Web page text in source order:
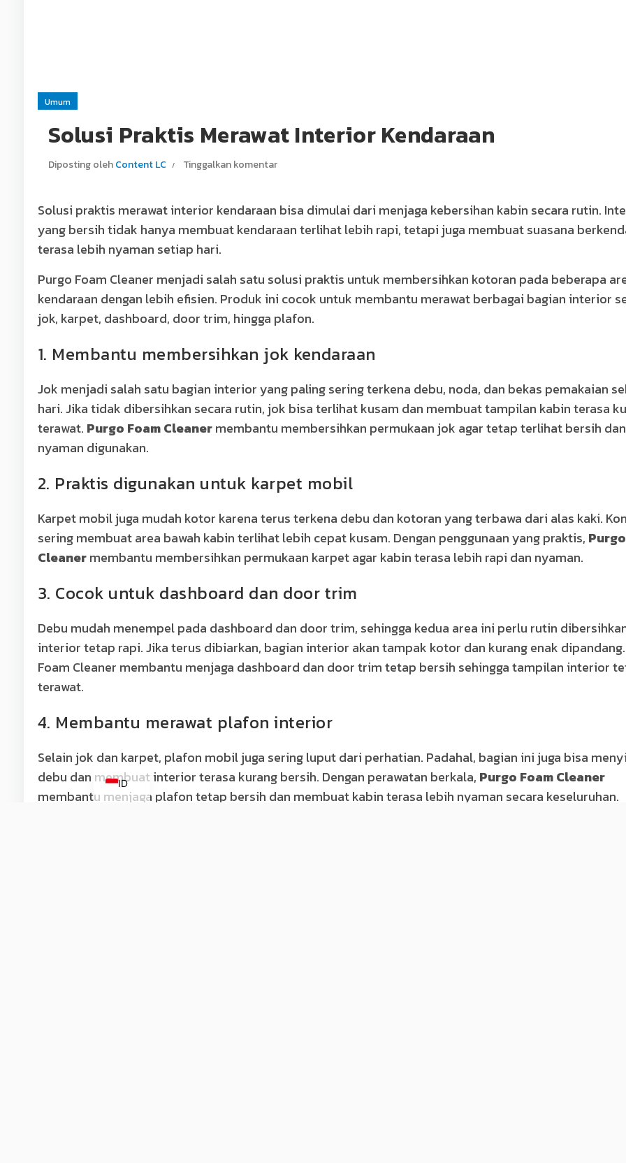
Umum
Solusi Praktis Merawat Interior Kendaraan
Diposting olehContent LC Tinggalkan komentar
Solusi praktis merawat interior kendaraan bisa dimulai dari menjaga kebersihan kabin secara rutin.
yang bersih tidak hanya membuat kendaraan terlihat lebih rapi, tetapi juga membuat suasana
terasa lebih nyaman setiap hari.
Purgo Foam Cleaner menjadi salah satu solusi praktis untuk membersihkan kotoran pada beberapa
kendaraan dengan lebih efisien. Produk ini cocok untuk membantu merawat berbagai bagian interior
jok, karpet, dashboard, door trim, hingga plafon.
1. Membantu membersihkan jok kendaraan
Jok menjadi salah satu bagian interior yang paling sering terkena debu, noda, dan bekas pemakaian
hari. Jika tidak dibersihkan secara rutin, jok bisa terlihat kusam dan membuat tampilan kabin terasa
terawat. Purgo Foam Cleanermembantu membersihkan permukaan jok agar tetap terlihat bersih dan
nyaman digunakan.
2. Praktis digunakan untuk karpet mobil
Karpet mobil juga mudah kotor karena terus terkena debu dan kotoran yang terbawa dari alas kaki.
sering membuat area bawah kabin terlihat lebih cepat kusam. Dengan penggunaan yang praktis,
Cleanermembantu membersihkan permukaan karpet agar kabin terasa lebih rapi dan nyaman.
3. Cocok untuk dashboard dan door trim
Debu mudah menempel pada dashboard dan door trim, sehingga kedua area ini perlu rutin
interior tetap rapi. Jika terus dibiarkan, bagian interior akan tampak kotor dan kurang enak
Foam Cleaner membantu menjaga dashboard dan door trim tetap bersih sehingga tampilan interior
terawat.
4. Membantu merawat plafon interior
Selain jok dan karpet, plafon mobil juga sering luput dari perhatian. Padahal, bagian ini juga bisa
debu dan membuat interior terasa kurang bersih. Dengan perawatan berkala, Purgo Foam Cleaner
membantu menjaga plafon tetap bersih dan membuat kabin terasa lebih nyaman secara keseluruhan.
ID
EN